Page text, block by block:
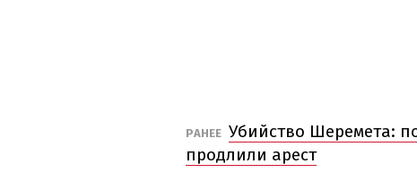
РАНЕЕ Убийство Шеремета:
продлили арест